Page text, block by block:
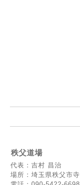
秩父道場
代表：吉村 昌治
場所：埼玉県秩父市